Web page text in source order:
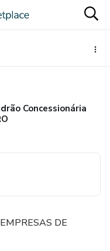
Concessionária
DE